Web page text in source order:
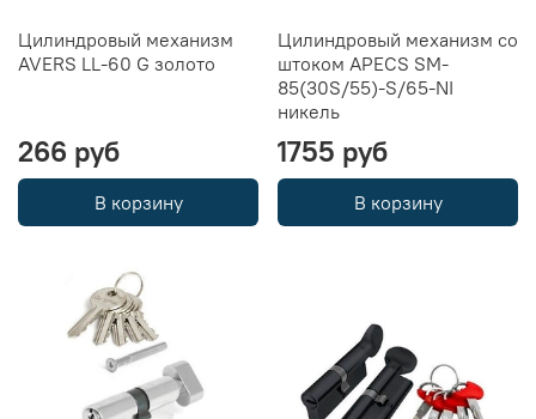
Цилиндровый механизм
AVERS LL-60 G золото
266 руб
В корзину
Цилиндровый механизм со
штоком APECS SM-
85(30S/55)-S/65-NI
никель
1755 руб
В корзину